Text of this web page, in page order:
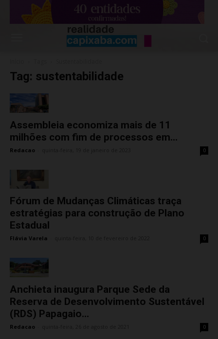
Tag: sustentabilidade
Assembleia economiza mais de 11
milhões com fim de processos em...
Redacao 0
Fórum de Mudanças Climáticas traça
estratégias para construção de Plano
Estadual
Flávia Varela 0
Anchieta inaugura Parque Sede da
Reserva de Desenvolvimento Sustentável
(RDS) Papagaio...
Redacao 0